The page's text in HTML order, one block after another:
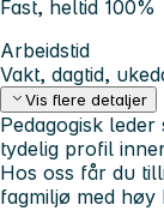
Fast, heltid 100%
Arbeidstid
Vakt, dagtid,
Vis flere detaljer
Pedagogisk
tydelig profil
Hos oss får du
fagmiljø med høy